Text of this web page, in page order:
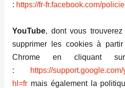
: https://fr-fr.facebook.com/
YouTube, dont vous
supprimer les cookies à
Chrome en cliquant
:
https://
hl=fr mais également la